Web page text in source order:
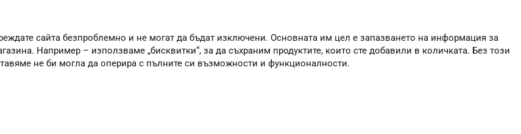
сайта безпроблемно и не могат да бъдат изключени. Основната им цел е запазването на информация за
Например – използваме „бисквитки“, за да съхраним продуктите, които сте добавили в количката. Без този
не би могла да оперира с пълните си възможности и функционалности.